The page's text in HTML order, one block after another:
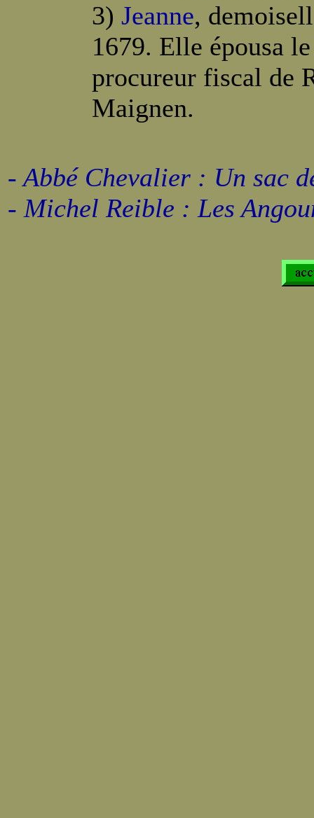
3) Jeanne,
1679. Elle épousa
procureur fiscal de
Maignen.
- Abbé Chevalier : Un sac
- Michel Reible : Les